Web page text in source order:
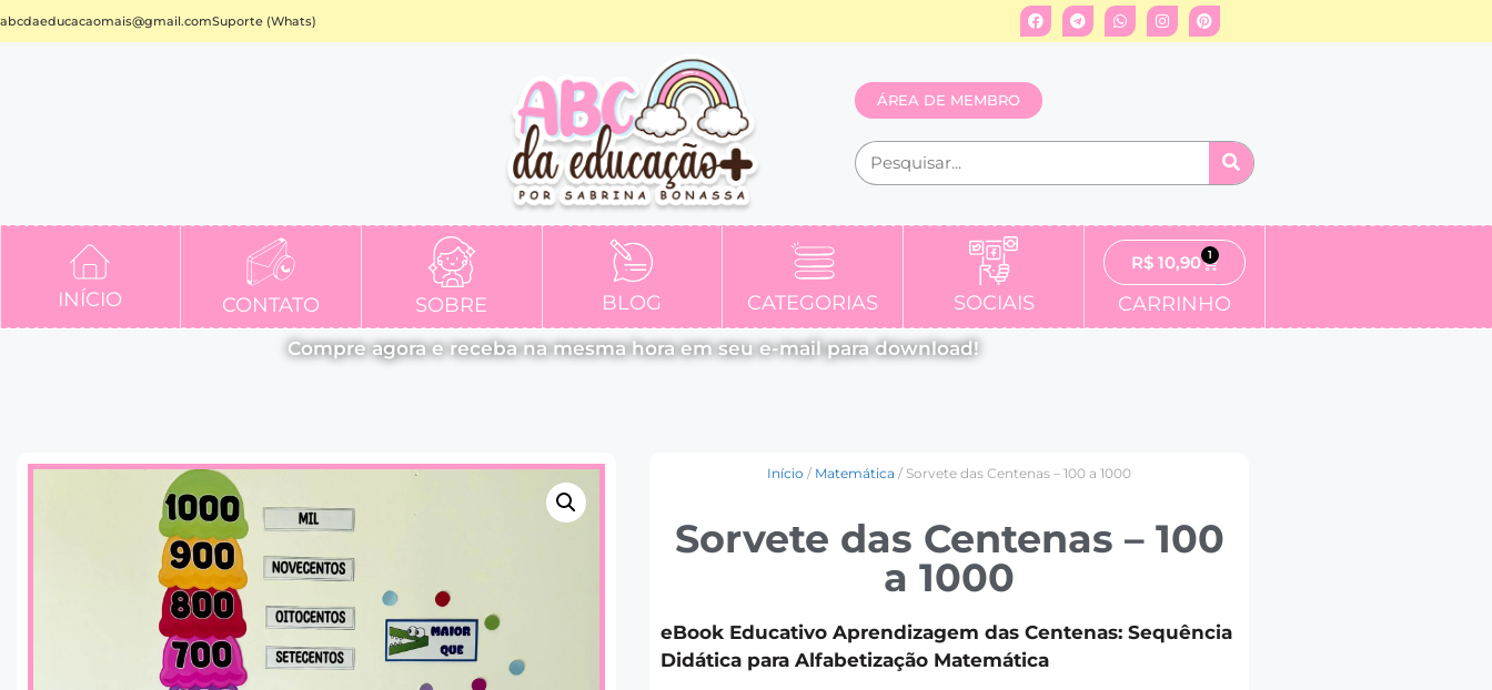
abcdaeducacaomais@gmail.comSuporte (Whats)
ÁREA DE MEMBRO
INÍCIO CONTATO SOBRE BLOG CATEGORIAS SOCIAIS
R$10,90 1
CARRINHO
Compre agora e receba na mesma hora em seu e-mail para download!
Início / Matemática / Sorvete das Centenas – 100 a 1000
Sorvete das Centenas – 100
a 1000
eBook Educativo Aprendizagem das Centenas: Sequência
Didática para Alfabetização Matemática